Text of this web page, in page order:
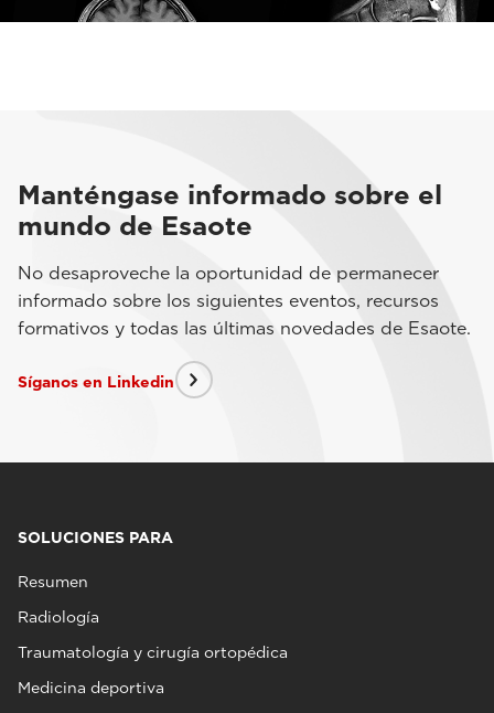
Manténgase informado sobre el
mundo de Esaote
No desaproveche la oportunidad de permanecer
informado sobre los siguientes eventos, recursos
formativos y todas las últimas novedades de Esaote.
Síganos en Linkedin
SOLUCIONES PARA
Resumen
Radiología
Traumatología y cirugía ortopédica
Medicina deportiva